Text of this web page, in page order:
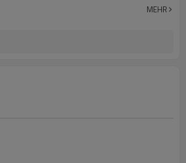
100 Stück / Stil / Farbe
MEHR